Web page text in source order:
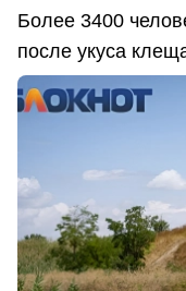
Более 3400
после укуса